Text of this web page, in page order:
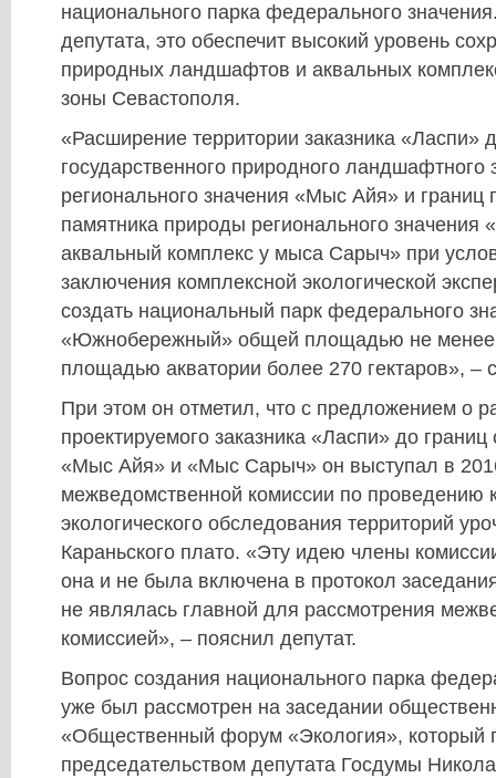
национального парка федерального
депутата, это обеспечит высокий уровень
природных ландшафтов и аквальных
зоны Севастополя.
«Расширение территории заказника «Ласпи»
государственного природного ландшафтного
регионального значения «Мыс Айя» и границ
памятника природы регионального значения
аквальный комплекс у мыса Сарыч» при
заключения комплексной экологической
создать национальный парк федерального
«Южнобережный» общей площадью не менее
площадью акватории более 270 гектаров», –
При этом он отметил, что с предложением о
проектируемого заказника «Ласпи» до
«Мыс Айя» и «Мыс Сарыч» он выступал в
межведомственной комиссии по проведению
экологического обследования территорий
Караньского плато. «Эту идею члены
она и не была включена в протокол
не являлась главной для рассмотрения
комиссией», – пояснил депутат.
Вопрос создания национального парка
уже был рассмотрен на заседании
«Общественный форум «Экология», который
председательством депутата Госдумы